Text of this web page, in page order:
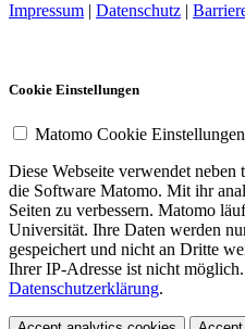
Impressum | Datenschutz |
Cookie Einstellungen
Matomo Cookie Einstellungen
Diese Webseite verwendet
die Software Matomo. Mit ihr
Seiten zu verbessern. Matomo
Universität. Ihre Daten werden
gespeichert und nicht an Dritte
Ihrer IP-Adresse ist nicht
Datenschutzerklärung.